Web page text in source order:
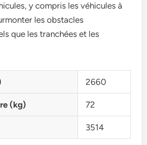
y compris les véhicules à
les obstacles
que les tranchées et les
2660
(kg) 72
3514